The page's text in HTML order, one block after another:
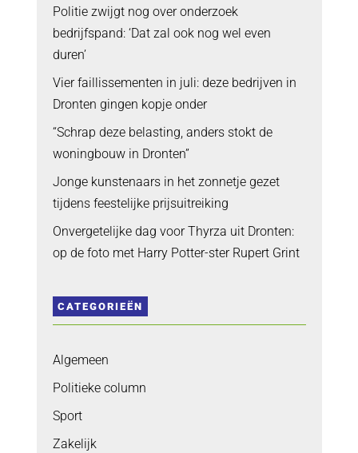
Politie zwijgt nog over onderzoek
bedrijfspand: ‘Dat zal ook nog wel even
duren’
Vier faillissementen in juli: deze bedrijven in
Dronten gingen kopje onder
“Schrap deze belasting, anders stokt de
woningbouw in Dronten”
Jonge kunstenaars in het zonnetje gezet
tijdens feestelijke prijsuitreiking
Onvergetelijke dag voor Thyrza uit Dronten:
op de foto met Harry Potter-ster Rupert Grint
CATEGORIEËN
Algemeen
Politieke column
Sport
Zakelijk